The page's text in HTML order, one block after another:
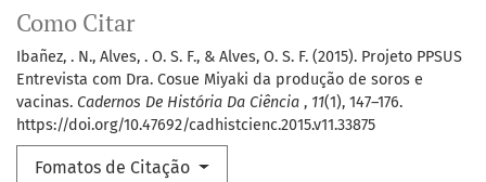
Como Citar
Ibañez, . N., Alves, . O. S. F., & Alves, O. S. F. (2015). Projeto PPSUS
Entrevista com Dra. Cosue Miyaki da produção de soros e
vacinas. Cadernos De História Da Ciência , 11(1), 147–176.
https://doi.org/10.47692/cadhistcienc.2015.v11.33875
Fomatos de Citação